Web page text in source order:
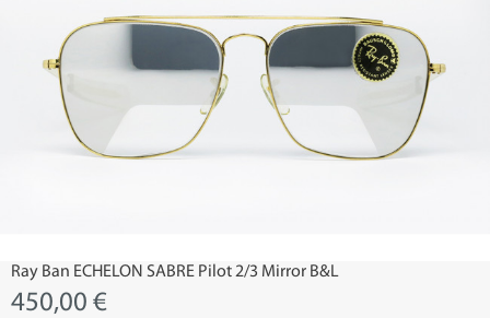
Ray Ban ECHELON SABRE Pilot 2/3 Mirror B&L
450,00 €